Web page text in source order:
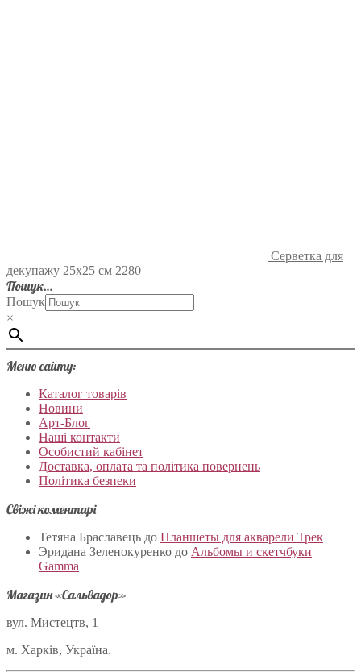
Серветка для
декупажу 25х25 см 2280
Пошук…
Пошук
×
Меню сайту:
Каталог товарів
Новини
Арт-Блог
Наші контакти
Особистий кабінет
Доставка, оплата та політика повернень
Політика безпеки
Свіжі коментарі
Тетяна Браславець до Планшеты для акварели Трек
Эридана Зеленокуренко до Альбомы и скетчбуки
Gamma
Магазин «Сальвадор»
вул. Мистецтв, 1
м. Харків, Україна.